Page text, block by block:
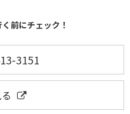
前にチェック！
3151